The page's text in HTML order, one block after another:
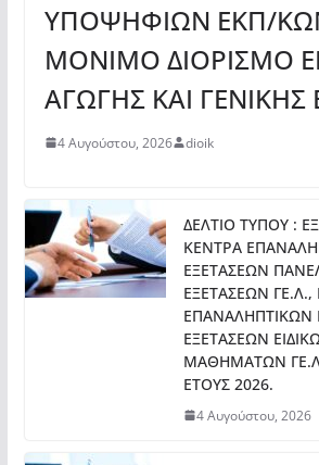
ΥΠΟΨΗΦΙΩΝ ΕΚΠ/
ΜΟΝΙΜΟ ΔΙΟΡΙΣΜΟ
ΑΓΩΓΗΣ ΚΑΙ
4 Αυγούστου, 2026 dioik
ΔΕΛΤΙΟ ΤΥΠΟΥ :
ΚΕΝΤΡΑ
ΕΞΕΤΑΣΕΩΝ
ΕΞΕΤΑΣΕΩΝ ΓΕ.Λ.,
ΕΠΑΝΑΛΗΠΤΙΚΩΝ
ΕΞΕΤΑΣΕΩΝ
ΜΑΘΗΜΑΤΩΝ
ΕΤΟΥΣ 2026.
4 Αυγούστου, 2026